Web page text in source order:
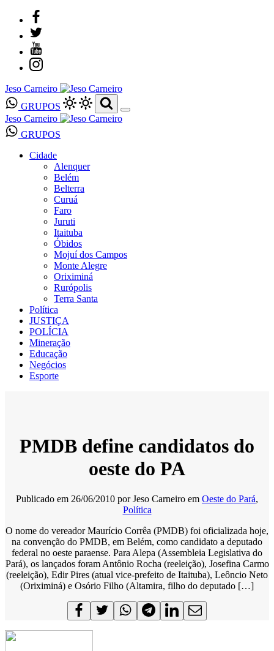
Jeso Carneiro
GRUPOS
Jeso Carneiro
GRUPOS
Cidade
Alenquer
Belém
Belterra
Curuá
Faro
Juruti
Itaituba
Óbidos
Mojuí dos Campos
Monte Alegre
Oriximiná
Rurópolis
Terra Santa
Política
JUSTIÇA
POLÍCIA
Mineração
Educação
Negócios
Esporte
PMDB define candidatos do
oeste do PA
Publicado em 26/06/2010 porJeso Carneiro em Oeste do Pará,
Política
O nome do vereador Maurício Corrêa (PMDB) foi oficializada hoje,
na convenção do PMDB, em Belém, como candidato a deputado
federal no oeste paraense. Para Alepa (Assembleia Legislativa do
Pará), os lançados foram Antônio Rocha (reeleição), Josefina Carmo
(reeleição), Edir Pires (atual vice-prefeito de Itaituba), Leôncio Neto
(Oriximiná) e Osório Filho (Altamira, filho do deputado […]